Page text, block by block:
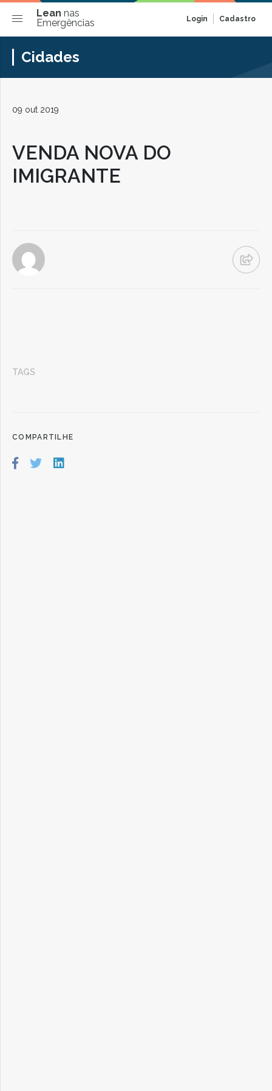
Lean nas
Emergências
Login Cadastro
Cidades
09 out 2019
VENDA NOVA DO
IMIGRANTE
TAGS
COMPARTILHE